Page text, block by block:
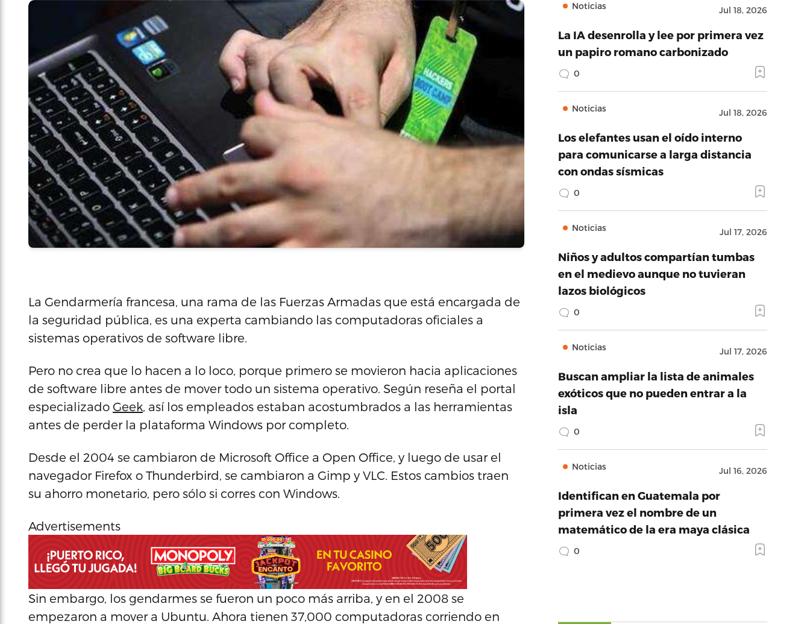
La Gendarmería francesa, una rama de las Fuerzas Armadas que está encargada de
la seguridad pública, es una experta cambiando las computadoras oficiales a
sistemas operativos de software libre.
Pero no crea que lo hacen a lo loco, porque primero se movieron hacia aplicaciones
de software libre antes de mover todo un sistema operativo. Según reseña el portal
especializado Geek, así los empleados estaban acostumbrados a las herramientas
antes de perder la plataforma Windows por completo.
Desde el 2004 se cambiaron de Microsoft Office a Open Office, y luego de usar el
navegador Firefox o Thunderbird, se cambiaron a Gimp y VLC. Estos cambios traen
su ahorro monetario, pero sólo si corres con Windows.
Advertisements
Sin embargo, los gendarmes se fueron un poco más arriba, y en el 2008 se
empezaron a mover a Ubuntu. Ahora tienen 37,000 computadoras corriendo en
Noticias Jul 18, 2026
La IA desenrolla y lee por primera vez
un papiro romano carbonizado
0
Noticias Jul 18, 2026
Los elefantes usan el oído interno
para comunicarse a larga distancia
con ondas sísmicas
0
Noticias Jul 17, 2026
Niños y adultos compartían tumbas
en el medievo aunque no tuvieran
lazos biológicos
0
Noticias Jul 17, 2026
Buscan ampliar la lista de animales
exóticos que no pueden entrar a la
isla
0
Noticias Jul 16, 2026
Identifican en Guatemala por
primera vez el nombre de un
matemático de la era maya clásica
0